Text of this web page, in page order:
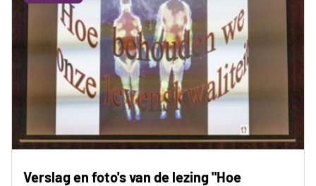
Verslag en foto's van de lezing "Hoe